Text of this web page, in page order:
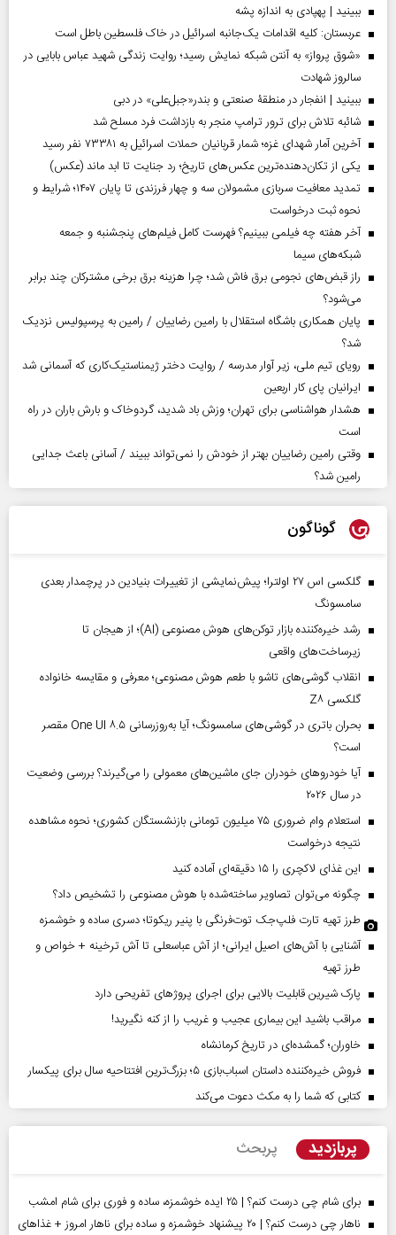
ببینید | پهپادی به اندازه پشه
عربستان: کلیه اقدامات یک‌جانبه اسرائیل در خاک فلسطین باطل است
«شوق پرواز» به آنتن شبکه نمایش رسید؛ روایت زندگی شهید عباس بابایی در
سالروز شهادت
ببینید | انفجار در منطقۀ صنعتی و بندر«جبل‌علی» در دبی
شائبه تلاش برای ترور ترامپ منجر به بازداشت فرد مسلح شد
آخرین آمار شهدای غزه؛ شمار قربانیان حملات اسرائیل به ۷۳۳۸۱ نفر رسید
یکی از تکان‌دهنده‌ترین عکس‌های تاریخ؛ رد جنایت تا ابد ماند (عکس)
تمدید معافیت سربازی مشمولان سه و چهار فرزندی تا پایان ۱۴۰۷؛ شرایط و
نحوه ثبت درخواست
آخر هفته چه فیلمی ببینیم؟ فهرست کامل فیلم‌های پنجشنبه و جمعه
شبکه‌های سیما
راز قبض‌های نجومی برق فاش شد؛ چرا هزینه برق برخی مشترکان چند برابر
می‌شود؟
پایان همکاری باشگاه استقلال با رامین رضاییان / رامین به پرسپولیس نزدیک
شد؟
رویای تیم ملی، زیر آوار مدرسه / روایت دختر ژیمناستیک‌کاری که آسمانی شد
ایرانیان پای کار اربعین
هشدار هواشناسی برای تهران؛ وزش باد شدید، گردوخاک و بارش باران در راه
است
وقتی رامین رضاییان بهتر از خودش را نمی‌تواند ببیند / آسانی باعث جدایی
رامین شد؟
گوناگون
گلکسی اس ۲۷ اولترا؛ پیش‌نمایشی از تغییرات بنیادین در پرچمدار بعدی
سامسونگ
رشد خیره‌کننده بازار توکن‌های هوش مصنوعی (AI)؛ از هیجان تا
زیرساخت‌های واقعی
انقلاب گوشی‌های تاشو‌ با طعم هوش مصنوعی؛ معرفی و مقایسه خانواده
گلکسی Z۸
بحران باتری در گوشی‌های سامسونگ؛ آیا به‌روزرسانی One UI ۸.۵ مقصر
است؟
آیا خودروهای خودران جای ماشین‌های معمولی را می‌گیرند؟ بررسی وضعیت
در سال ۲۰۲۶
استعلام وام ضروری ۷۵ میلیون تومانی بازنشستگان کشوری؛ نحوه مشاهده
نتیجه درخواست
این غذای لاکچری را ۱۵ دقیقه‌ای آماده کنید
چگونه می‌توان تصاویر ساخته‌شده با هوش مصنوعی را تشخیص داد؟
طرز تهیه تارت فلپ‌جک توت‌فرنگی با پنیر ریکوتا؛ دسری ساده و خوشمزه
آشنایی با آش‌های اصیل ایرانی؛ از آش عباسعلی تا آش ترخینه + خواص و
طرز تهیه
پارک شیرین قابلیت‌ بالایی برای اجرای پروژهای تفریحی دارد
مراقب باشید این بیماری عجیب و غریب را از کنه نگیرید!
خاوران؛ گمشده‌ای در تاریخ کرمانشاه
فروش خیره‌کننده داستان اسباب‌بازی ۵؛ بزرگ‌ترین افتتاحیه سال برای پیکسار
کتابی که شما را به مکث دعوت می‌کند
پربازدید پربحث
برای شام چی درست کنم؟ | ۲۵ ایده خوشمزه، ساده و فوری برای شام امشب
ناهار چی درست کنم؟ | ۲۰ پیشنهاد خوشمزه و ساده برای ناهار امروز + غذاهای